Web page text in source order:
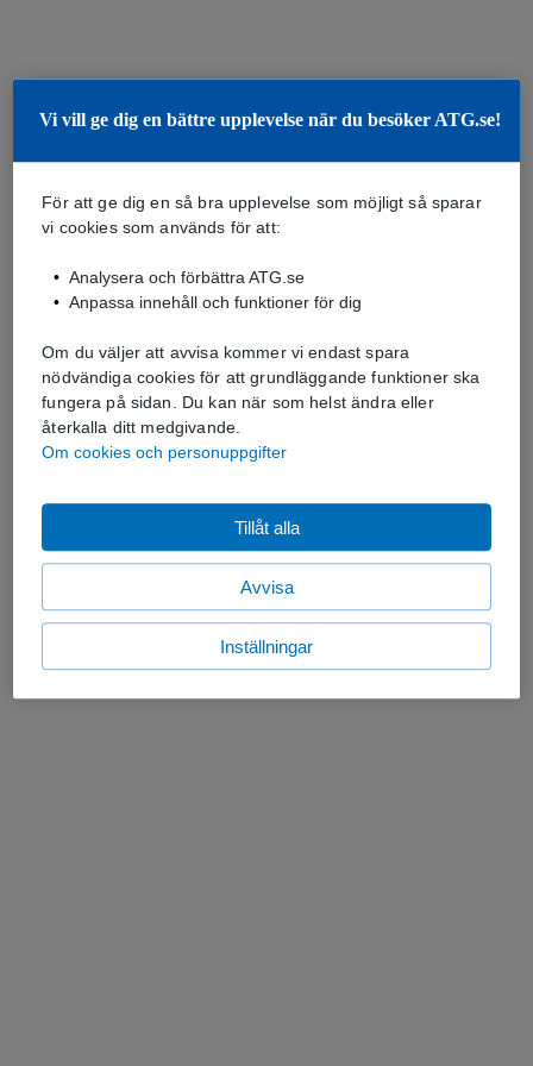
Vi vill ge dig en bättre upplevelse när du besöker ATG.se!
För att ge dig en så bra upplevelse som möjligt så sparar
vi cookies som används för att:
Analysera och förbättra ATG.se
Anpassa innehåll och funktioner för dig
Om du väljer att avvisa kommer vi endast spara
nödvändiga cookies för att grundläggande funktioner ska
fungera på sidan. Du kan när som helst ändra eller
återkalla ditt medgivande.
Om cookies och personuppgifter
Avvisa
Tillåt alla
Inställningar